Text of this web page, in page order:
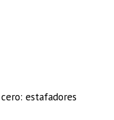
estafadores